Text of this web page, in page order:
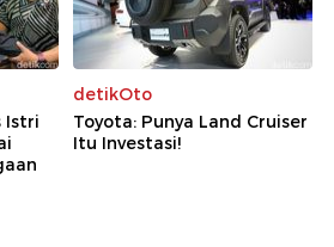
Istri
detikOto
Toyota: Punya Land Cruiser
Itu Investasi!